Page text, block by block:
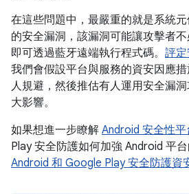
在這些問題中，最嚴重的就是系統元
的安全漏洞，該漏洞可能讓攻擊者不
即可透過藍牙遠端執行程式碼。 評
我們會假設平台與服務的資安因應
人規避，然後推估有人運用安全漏
大影響。
如果想進一步瞭解 Android 安全性
Play 安全防護如何加強 Android 平
Android 和 Google Play 安全防護資